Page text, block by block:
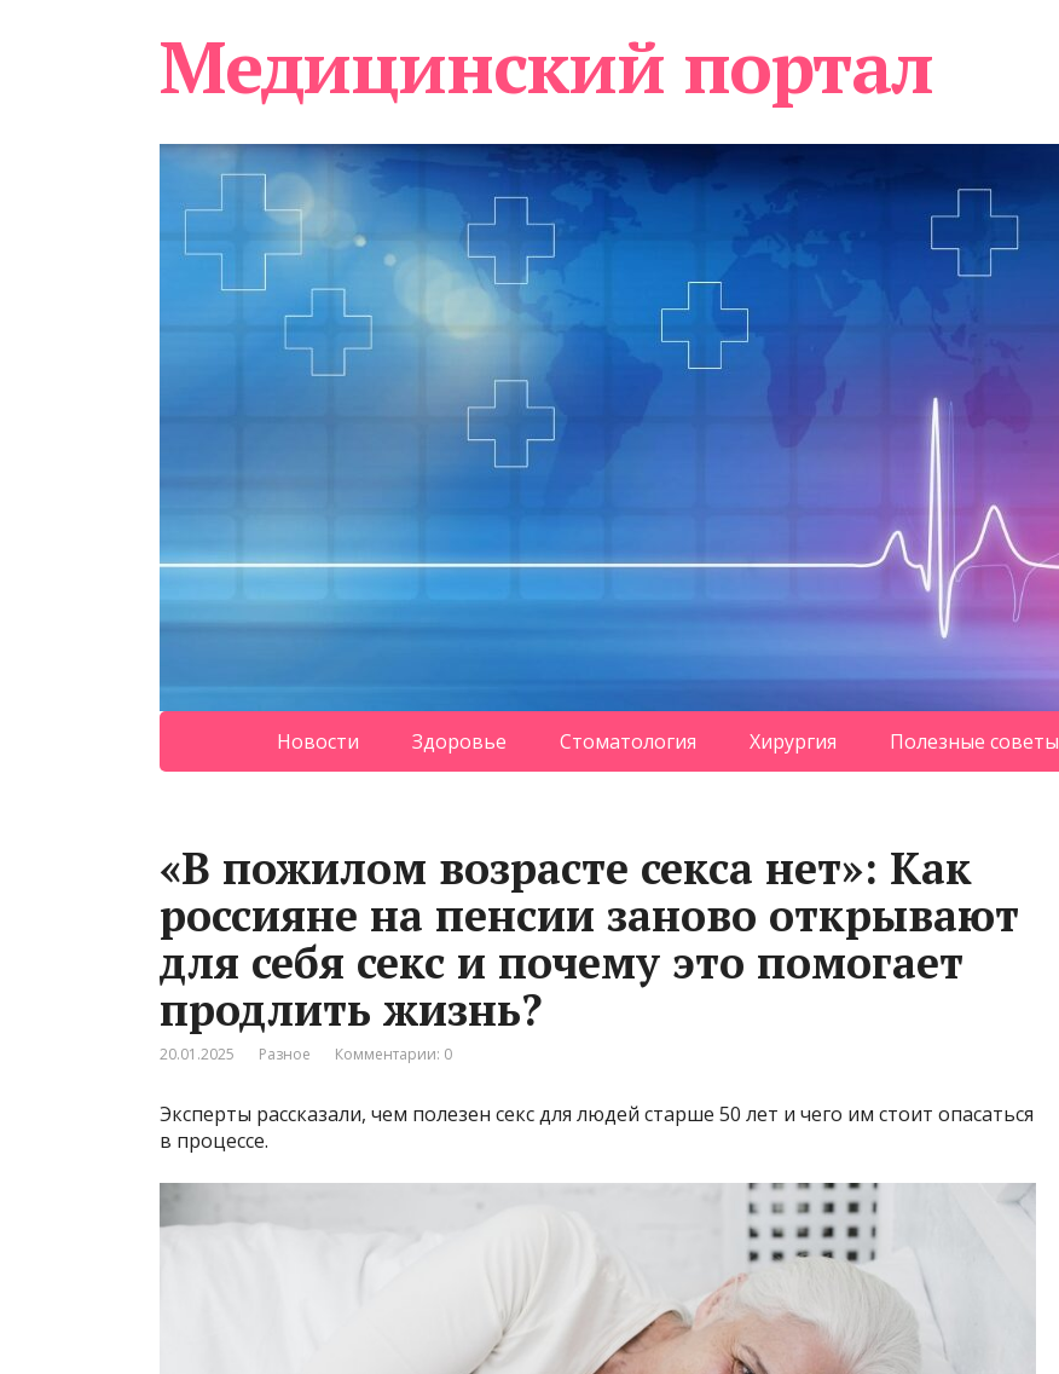
Медицинский портал
Новости Здоровье Стоматология Хирургия Полезные советы
«В пожилом возрасте секса нет»: Как
россияне на пенсии заново открывают
для себя секс и почему это помогает
продлить жизнь?
20.01.2025 Разное Комментарии: 0
Эксперты рассказали, чем полезен секс для людей старше 50 лет и чего им стоит опасаться
в процессе.